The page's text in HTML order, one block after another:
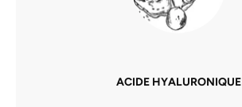
ACIDE HYALURONIQUE